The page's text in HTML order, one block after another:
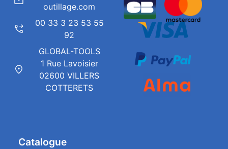
Catalogue
outillage.com
00 33 3 23 53 55
92
GLOBAL-TOOLS
1 Rue Lavoisier
02600 VILLERS
COTTERETS